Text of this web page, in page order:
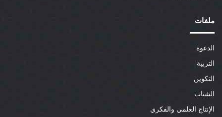
ملفات
الدعوة
التربية
التكوين
الشباب
الإنتاج العلمي والفكري